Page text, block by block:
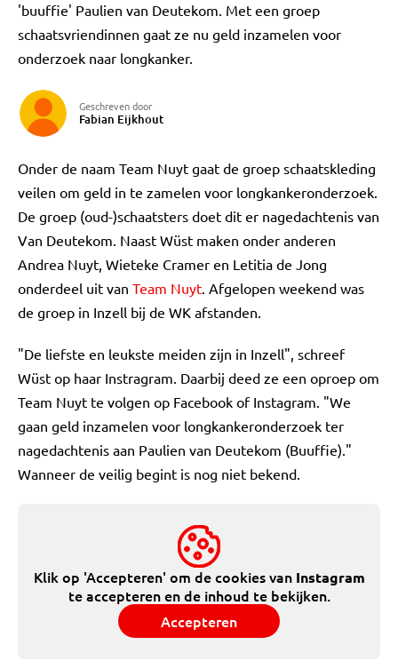
'buuffie' Paulien van Deutekom. Met een groep
schaatsvriendinnen gaat ze nu geld inzamelen voor
onderzoek naar longkanker.
Geschreven door
Fabian Eijkhout
Onder de naam Team Nuyt gaat de groep schaatskleding
veilen om geld in te zamelen voor longkankeronderzoek.
De groep (oud-)schaatsters doet dit er nagedachtenis van
Van Deutekom. Naast Wüst maken onder anderen
Andrea Nuyt, Wieteke Cramer en Letitia de Jong
onderdeel uit van Team Nuyt. Afgelopen weekend was
de groep in Inzell bij de WK afstanden.
"De liefste en leukste meiden zijn in Inzell", schreef
Wüst op haar Instragram. Daarbij deed ze een oproep om
Team Nuyt te volgen op Facebook of Instagram. "We
gaan geld inzamelen voor longkankeronderzoek ter
nagedachtenis aan Paulien van Deutekom (Buuffie)."
Wanneer de veilig begint is nog niet bekend.
Klik op 'Accepteren' om de cookies van Instagram
te accepteren en de inhoud te bekijken.
Accepteren